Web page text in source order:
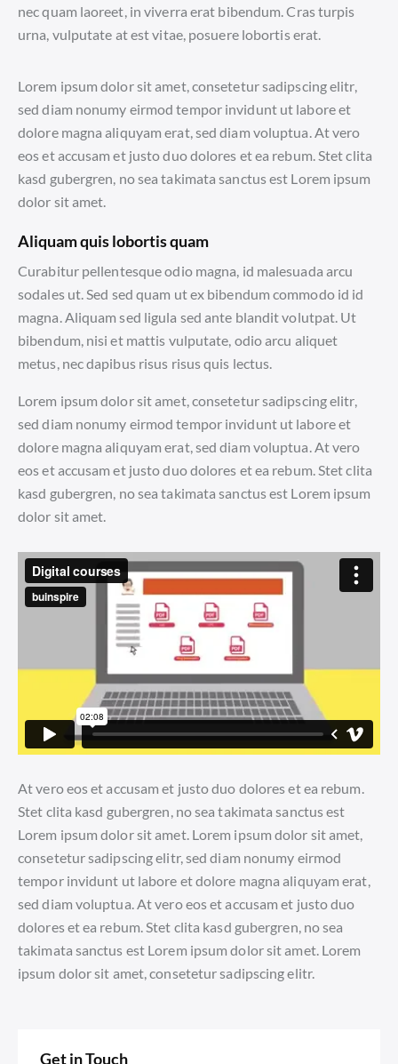
nec quam laoreet, in viverra erat bibendum. Cras turpis
urna, vulputate at est vitae, posuere lobortis erat.
Lorem ipsum dolor sit amet, consetetur sadipscing elitr,
sed diam nonumy eirmod tempor invidunt ut labore et
dolore magna aliquyam erat, sed diam voluptua. At vero
eos et accusam et justo duo dolores et ea rebum. Stet clita
kasd gubergren, no sea takimata sanctus est Lorem ipsum
dolor sit amet.
Aliquam quis lobortis quam
Curabitur pellentesque odio magna, id malesuada arcu
sodales ut. Sed sed quam ut ex bibendum commodo id id
magna. Aliquam sed ligula sed ante blandit volutpat. Ut
bibendum, nisi et mattis vulputate, odio arcu aliquet
metus, nec dapibus risus risus quis lectus.
Lorem ipsum dolor sit amet, consetetur sadipscing elitr,
sed diam nonumy eirmod tempor invidunt ut labore et
dolore magna aliquyam erat, sed diam voluptua. At vero
eos et accusam et justo duo dolores et ea rebum. Stet clita
kasd gubergren, no sea takimata sanctus est Lorem ipsum
dolor sit amet.
At vero eos et accusam et justo duo dolores et ea rebum.
Stet clita kasd gubergren, no sea takimata sanctus est
Lorem ipsum dolor sit amet. Lorem ipsum dolor sit amet,
consetetur sadipscing elitr, sed diam nonumy eirmod
tempor invidunt ut labore et dolore magna aliquyam erat,
sed diam voluptua. At vero eos et accusam et justo duo
dolores et ea rebum. Stet clita kasd gubergren, no sea
takimata sanctus est Lorem ipsum dolor sit amet. Lorem
ipsum dolor sit amet, consetetur sadipscing elitr.
Get in Touch